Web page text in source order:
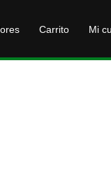
Carrito Mi